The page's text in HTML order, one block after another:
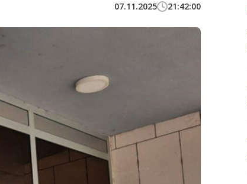
07.11.2025 21:42:00